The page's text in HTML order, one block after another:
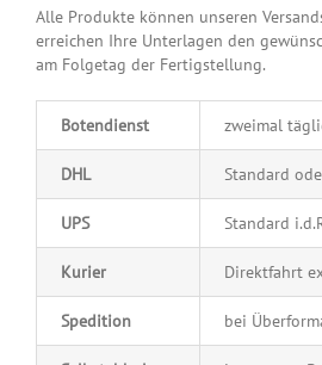
Alle Produkte können unseren
erreichen Ihre Unterlagen den
am Folgetag der Fertigstellung.
Botendienst zweimal
DHL Standard
UPS Standard
Kurier Direktfahrt
Spedition bei